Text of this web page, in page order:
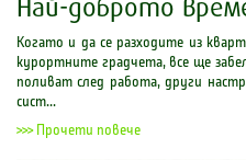
Най-доброто
Когато и да се разходите из
курортните градчета, все ще
поливат след работа, други
сист...
>>> Прочети повече